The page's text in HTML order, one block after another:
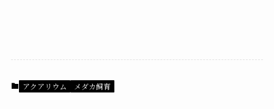
アクアリウム メダカ飼育